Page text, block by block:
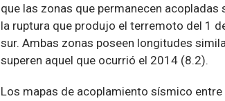
que las zonas que permanecen
la ruptura que produjo el terremoto del 1
sur. Ambas zonas poseen longitudes
superen aquel que ocurrió el 2014 (8.2).
Los mapas de acoplamiento sísmico